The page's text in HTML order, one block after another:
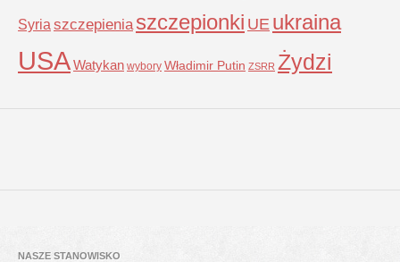
Syria szczepienia szczepionki UE ukraina
USAWatykan wybory Władimir Putin ZSRR Żydzi
NASZE STANOWISKO